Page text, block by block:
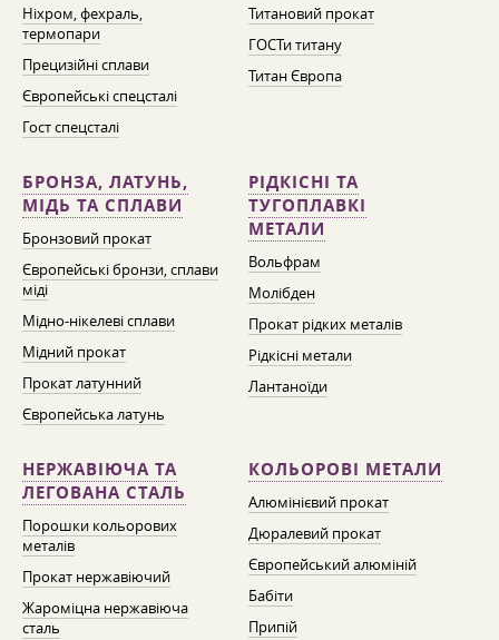
Ніхром, фехраль,
термопари
Прецизійні сплави
Європейські спецсталі
Гост спецсталі
Титановий прокат
ГОСТи титану
Титан Європа
БРОНЗА, ЛАТУНЬ,
МІДЬ ТА СПЛАВИ
Бронзовий прокат
Європейські бронзи, сплави
міді
Мідно-нікелеві сплави
Мідний прокат
Прокат латунний
Європейська латунь
РІДКІСНІ ТА
ТУГОПЛАВКІ
МЕТАЛИ
Вольфрам
Молібден
Прокат рідких металів
Рідкісні метали
Лантаноїди
НЕРЖАВІЮЧА ТА
ЛЕГОВАНА СТАЛЬ
Порошки кольорових
металів
Прокат нержавіючий
Жароміцна нержавіюча
сталь
КОЛЬОРОВІ МЕТАЛИ
Алюмінієвий прокат
Дюралевий прокат
Європейський алюміній
Бабіти
Припій